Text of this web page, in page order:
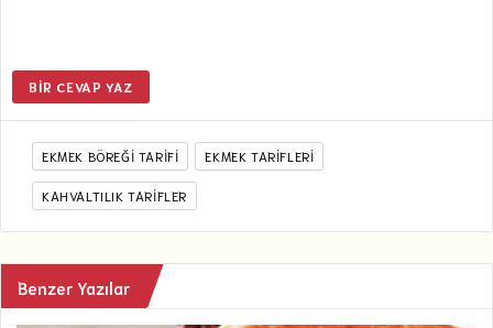
BIR CEVAP YAZ
EKMEK BÖREĞI TARIFI EKMEK TARIFLERI
KAHVALTILIK TARIFLER
Benzer Yazılar